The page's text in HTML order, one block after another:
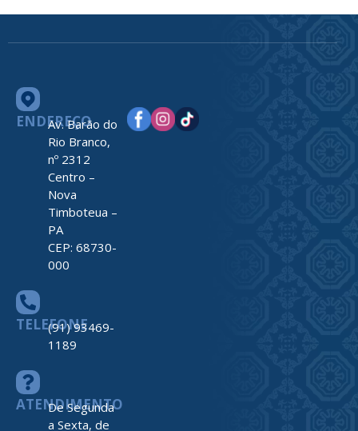
ENDEREÇO
Av. Barão do
Rio Branco,
nº 2312
Centro –
Nova
Timboteua –
PA
CEP: 68730-
000
TELEFONE
(91) 93469-
1189
ATENDIMENTO
De Segunda
a Sexta, de